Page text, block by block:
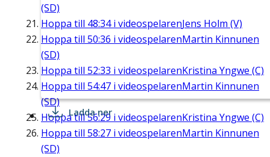
(SD)
Hoppa till 48:34i videospelarenJens Holm (V)
Hoppa till 50:36 i videospelarenMartin Kinnunen
(SD)
Hoppa till 52:33 i videospelarenKristina Yngwe (C)
Hoppa till 54:47 i videospelarenMartin Kinnunen
(SD)
Hoppa till56:29 i videospelarenKristina Yngwe (C)
Hoppa till 58:27 i videospelarenMartin Kinnunen
(SD)
Ladda ner